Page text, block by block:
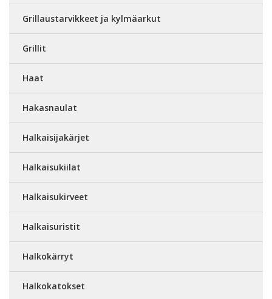
Grillaustarvikkeet ja kylmäarkut
Grillit
Haat
Hakasnaulat
Halkaisijakärjet
Halkaisukiilat
Halkaisukirveet
Halkaisuristit
Halkokärryt
Halkokatokset